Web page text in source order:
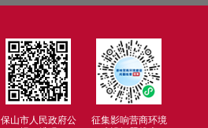
保山市人民政府公
征集影响营商环境